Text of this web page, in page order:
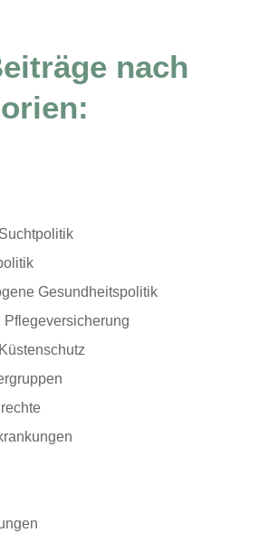
nach
Gesundheitspolitik
Pflegeversicherung